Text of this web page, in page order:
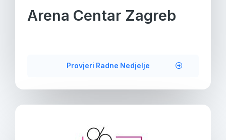
Arena Centar Zagreb
Provjeri Radne Nedjelje